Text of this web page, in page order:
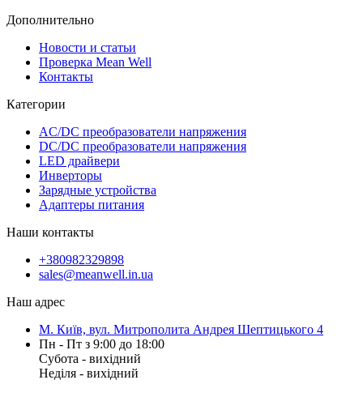
Дополнительно
Новости и статьи
Проверка Mean Well
Контакты
Категории
AC/DC преобразователи напряжения
DC/DC преобразователи напряжения
LED драйвери
Инверторы
Зарядные устройства
Адаптеры питания
Наши контакты
+380982329898
sales@meanwell.in.ua
Наш адрес
М. Київ, вул. Митрополита Андрея Шептицького 4
Пн - Пт з 9:00 до 18:00
Субота - вихідний
Неділя - вихідний